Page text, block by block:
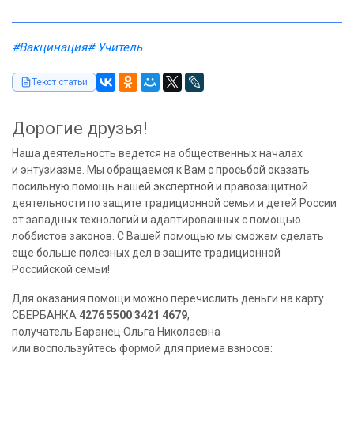
#Вакцинация# Учитель
Текст статьи
Дорогие друзья!
Наша деятельность ведется на общественных началах
и энтузиазме. Мы обращаемся к Вам с просьбой оказать
посильную помощь нашей экспертной и правозащитной
деятельности по защите традиционной семьи и детей России
от западных технологий и адаптированных с помощью
лоббистов законов. С Вашей помощью мы сможем сделать
еще больше полезных дел в защите традиционной
Российской семьи!
Для оказания помощи можно перечислить деньги на карту
СБЕРБАНКА 4276 5500 3421 4679,
получатель Баранец Ольга Николаевна
или воспользуйтесь формой для приема взносов: